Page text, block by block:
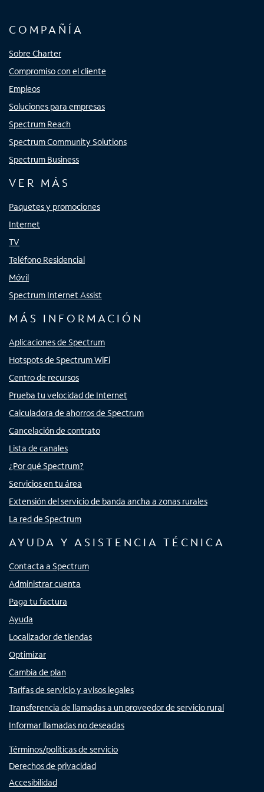
COMPAÑÍA
Sobre Charter
Compromiso con el cliente
Empleos
Soluciones para empresas
Spectrum Reach
Spectrum Community Solutions
Spectrum Business
VER MÁS
Paquetes y promociones
Internet
TV
Teléfono Residencial
Móvil
Spectrum Internet Assist
MÁS INFORMACIÓN
Aplicaciones de Spectrum
Hotspots de Spectrum WiFi
Centro de recursos
Prueba tu velocidad de Internet
Calculadora de ahorros de Spectrum
Cancelación de contrato
Lista de canales
¿Por qué Spectrum?
Servicios en tu área
Extensión del servicio de banda ancha a zonas rurales
La red de Spectrum
AYUDA Y ASISTENCIA TÉCNICA
Contacta a Spectrum
Administrar cuenta
Paga tu factura
Ayuda
Localizador de tiendas
Optimizar
Cambia de plan
Tarifas de servicio y avisos legales
Transferencia de llamadas a un proveedor de servicio rural
Informar llamadas no deseadas
Términos/políticas de servicio
Derechos de privacidad
Accesibilidad